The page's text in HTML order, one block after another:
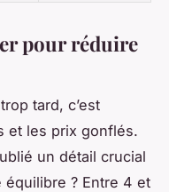
pour réduire
tard, c’est
et les prix gonflés.
un détail crucial
équilibre ? Entre 4 et